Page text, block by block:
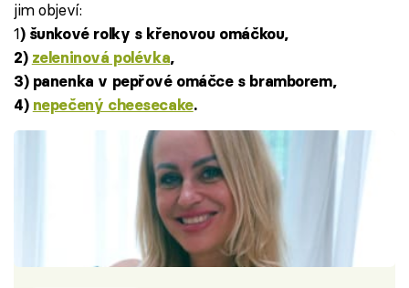
jim objeví:
1) šunkové rolky s křenovou omáčkou,
2) zeleninová polévka,
3) panenka v pepřové omáčce s bramborem,
4) nepečený cheesecake.